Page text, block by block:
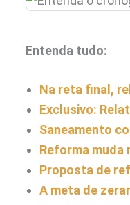
Entenda tudo:
Na reta final,
Exclusivo:
Saneamento
Reforma
Proposta de
A meta de